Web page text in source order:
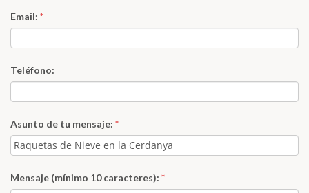
Email: *
Teléfono:
Asunto de tu mensaje: *
Mensaje (mínimo 10 caracteres): *